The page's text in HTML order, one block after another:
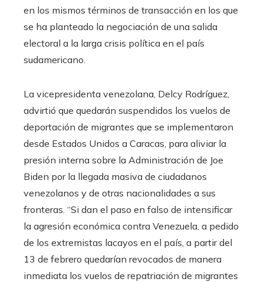
en los mismos términos de transacción en los que
se ha planteado la negociación de una salida
electoral a la larga crisis política en el país
sudamericano.
La vicepresidenta venezolana, Delcy Rodríguez,
advirtió que quedarán suspendidos los vuelos de
deportación de migrantes que se implementaron
desde Estados Unidos a Caracas, para aliviar la
presión interna sobre la Administración de Joe
Biden por la llegada masiva de ciudadanos
venezolanos y de otras nacionalidades a sus
fronteras. “Si dan el paso en falso de intensificar
la agresión económica contra Venezuela, a pedido
de los extremistas lacayos en el país, a partir del
13 de febrero quedarían revocados de manera
inmediata los vuelos de repatriación de migrantes